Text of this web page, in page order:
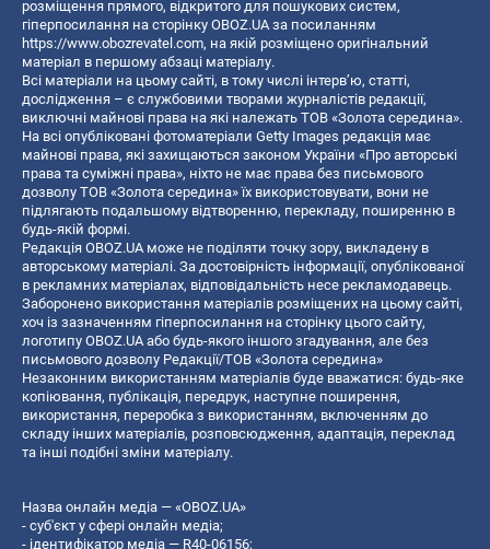
розміщення прямого, відкритого для пошукових систем,
гіперпосилання на сторінку OBOZ.UA за посиланням
https://www.obozrevatel.com, на якій розміщено оригінальний
матеріал в першому абзаці матеріалу.
Всі матеріали на цьому сайті, в тому числі інтерв’ю, статті,
дослідження – є службовими творами журналістів редакції,
виключні майнові права на які належать ТОВ «Золота середина».
На всі опубліковані фотоматеріали Getty Images редакція має
майнові права, які захищаються законом України «Про авторські
права та суміжні права», ніхто не має права без письмового
дозволу ТОВ «Золота середина» їх використовувати, вони не
підлягають подальшому відтворенню, перекладу, поширенню в
будь-якій формі.
Редакція OBOZ.UA може не поділяти точку зору, викладену в
авторському матеріалі. За достовірність інформації, опублікованої
в рекламних матеріалах, відповідальність несе рекламодавець.
Заборонено використання матеріалів розміщених на цьому сайті,
хоч із зазначенням гіперпосилання на сторінку цього сайту,
логотипу OBOZ.UA або будь-якого іншого згадування, але без
письмового дозволу Редакції/ТОВ «Золота середина»
Незаконним використанням матеріалів буде вважатися: будь-яке
копiювання, публiкацiя, передрук, наступне поширення,
використання, переробка з використанням, включенням до
складу інших матеріалів, розповсюдження, адаптація, переклад
та інші подібні зміни матеріалу.
Назва онлайн медіа — «OBOZ.UA»
- суб'єкт у сфері онлайн медіа;
- ідентифікатор медіа — R40-06156;